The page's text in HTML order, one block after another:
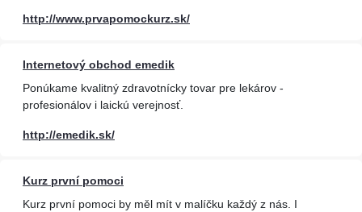
http://www.prvapomockurz.sk/
Internetový obchod emedik
Ponúkame kvalitný zdravotnícky tovar pre lekárov -
profesionálov i laickú verejnosť.
http://emedik.sk/
Kurz první pomoci
Kurz první pomoci by měl mít v malíčku každý z nás. I